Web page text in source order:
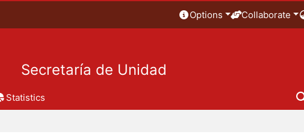
Options Collaborate
Secretaría de Unidad
Statistics